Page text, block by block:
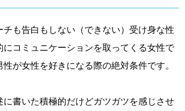
チも告白もしない（できない）受け身な性
にコミュニケーションを取ってくる女性で
が女性を好きになる際の絶対条件です。
に書いた積極的だけどガツガツを感じさせ